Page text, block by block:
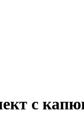
с